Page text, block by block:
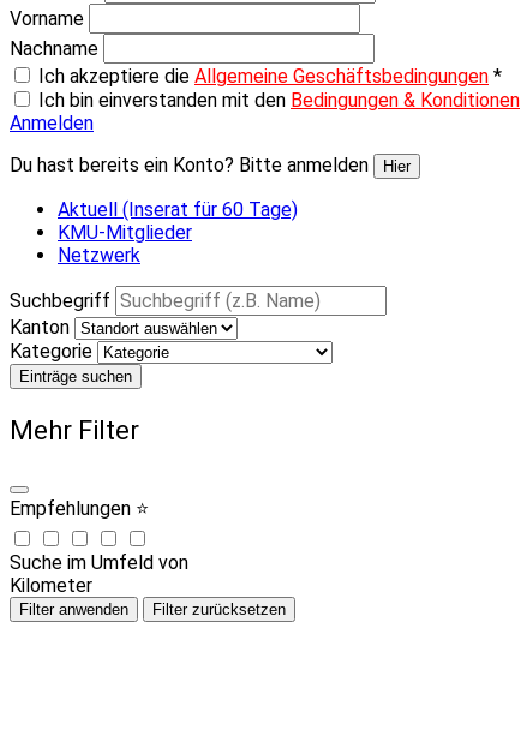
Vorname
Nachname
Ich akzeptiere die Allgemeine Geschäftsbedingungen *
Ich bin einverstanden mit den Bedingungen & Konditionen
Anmelden
Du hast bereits ein Konto? Bitte anmelden
Hier
Aktuell (Inserat für 60 Tage)
KMU-Mitglieder
Netzwerk
Suchbegriff
Kanton
Kategorie
Einträge suchen
Mehr Filter
Empfehlungen ⭐
Suche im Umfeld von
Kilometer
Filter anwenden Filter zurücksetzen